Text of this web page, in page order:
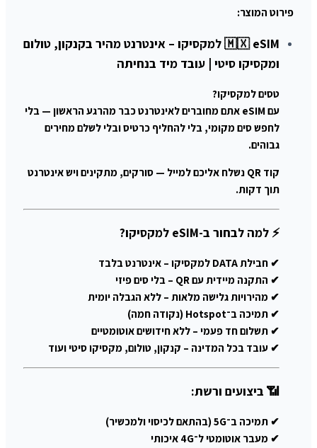
פירוט המוצר:
🇲🇽 eSIM למקסיקו – אינטרנט מהיר בקנקון, טולום
ומקסיקו סיטי | עובד מיד בנחיתה
טסים למקסיקו?
עם eSIM אתם מחוברים לאינטרנט כבר מהרגע הראשון — בלי
לחפש סים מקומי, בלי להחליף כרטיס ובלי לשלם מחירים
גבוהים.
קוד QR נשלח אליכם למייל — סורקים, מתקינים ויש אינטרנט
תוך דקות.
⚡ למה לבחור ב-eSIM למקסיקו?
✔ חבילת DATA למקסיקו – אינטרנט בלבד
✔ התקנה מיידית עם QR – בלי סים פיזי
✔ מהירויות גלישה מלאות – ללא הגבלה יומית
✔ תמיכה ב־Hotspot (נקודה חמה)
✔ תשלום חד פעמי – ללא חידושים אוטומטיים
✔ עובד בכל המדינה – קנקון, טולום, מקסיקו סיטי ועוד
📶 ביצועים ורשת:
✔ תמיכה ב־5G (בהתאם לכיסוי ולמכשיר)
✔ מעבר אוטומטי ל־4G איכותי